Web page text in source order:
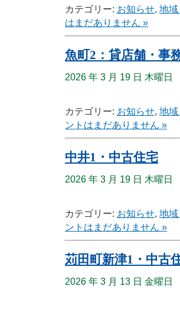
カテゴリー: お知らせ, 地
はまだありません »
魚町2：貸店舗・事
2026 年 3 月 19 日 木曜日
カテゴリー: お知らせ, 地
ントはまだありません »
中井1・中古住宅
2026 年 3 月 19 日 木曜日
カテゴリー: お知らせ, 地
ントはまだありません »
苅田町新津1・中古
2026 年 3 月 13 日 金曜日